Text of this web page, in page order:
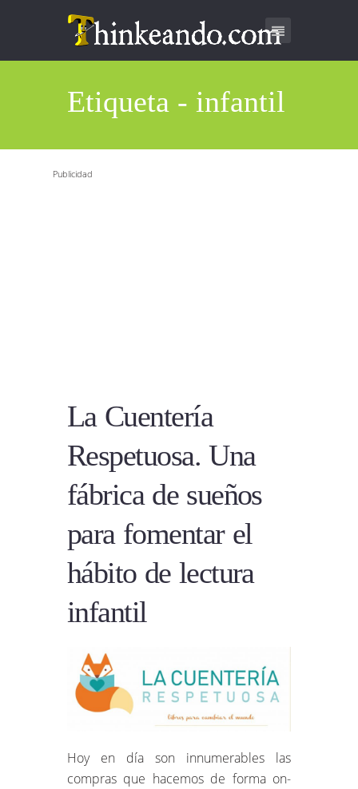
Etiqueta - infantil
Publicidad
La Cuentería
Respetuosa. Una
fábrica de sueños
para fomentar el
hábito de lectura
infantil
Hoy en día son innumerables las
compras que hacemos de forma on-